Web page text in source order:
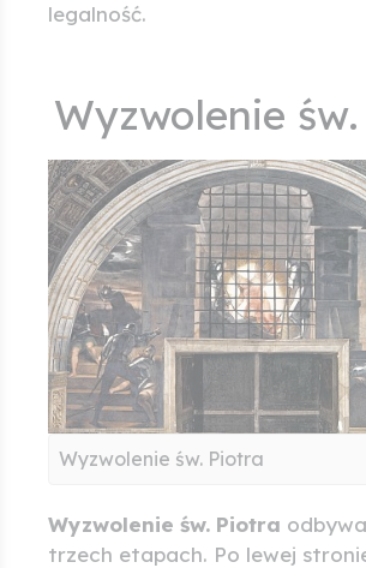
legalność.
Wyzwolenie
Wyzwolenie św. Piotra
Wyzwolenie św. Piotra
trzech etapach. Po lewej